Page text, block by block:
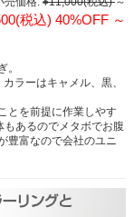
(税込) 40%OFF ～
。
ラーはキャメル、黒、
とを前提に作業しやす
あるのでメタボでお腹
豊富なので会社のユニ